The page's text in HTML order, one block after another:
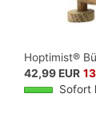
Hoptimist®
42,99 EUR
Sofort